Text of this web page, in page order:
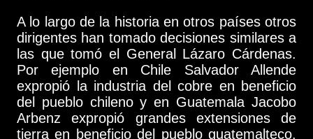
A lo largo de la historia en otros países otros
dirigentes han tomado decisiones similares a
las que tomó el General Lázaro Cárdenas.
Por ejemplo en Chile Salvador Allende
expropió la industria del cobre en beneficio
del pueblo chileno y en Guatemala Jacobo
Arbenz expropió grandes extensiones de
tierra en beneficio del pueblo guatemalteco.